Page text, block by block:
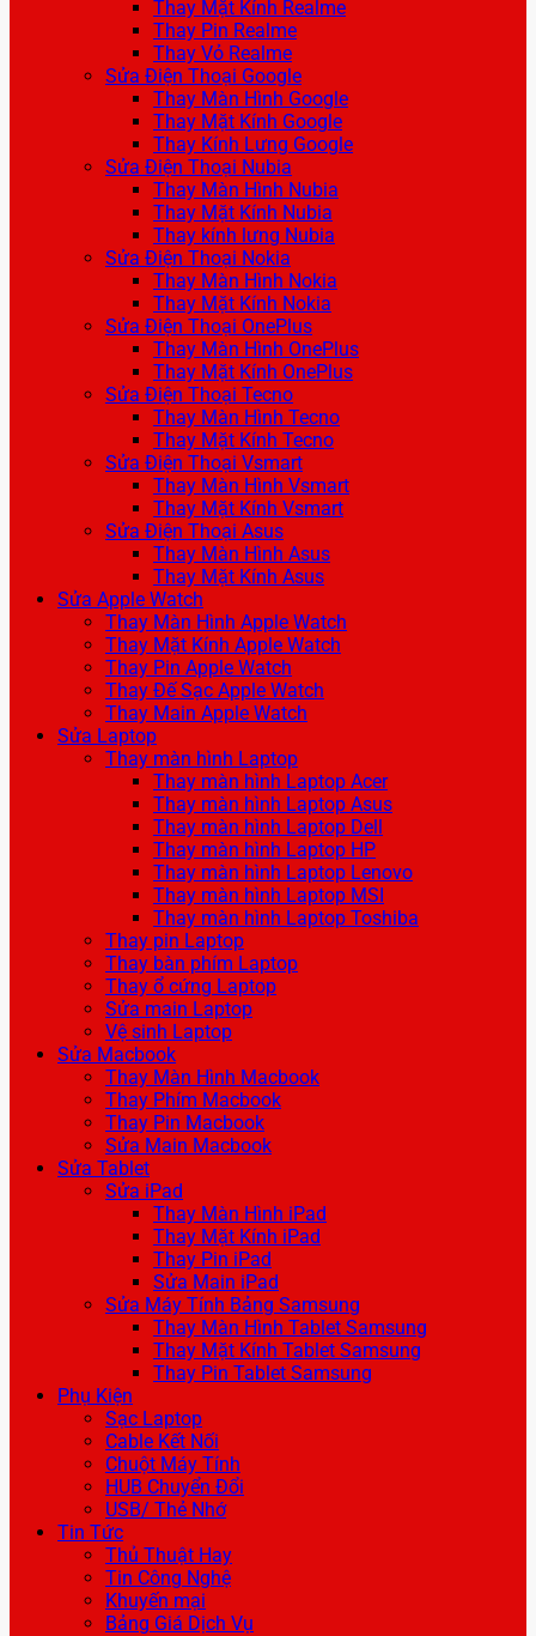
Thay Mặt Kính Realme
Thay Pin Realme
Thay Vỏ Realme
Sửa Điện Thoại Google
Thay Màn Hình Google
Thay Mặt Kính Google
Thay Kính Lưng Google
Sửa Điện Thoại Nubia
Thay Màn Hình Nubia
Thay Mặt Kính Nubia
Thay kính lưng Nubia
Sửa Điện Thoại Nokia
Thay Màn Hình Nokia
Thay Mặt Kính Nokia
Sửa Điện Thoại OnePlus
Thay Màn Hình OnePlus
Thay Mặt Kính OnePlus
Sửa Điện Thoại Tecno
Thay Màn Hình Tecno
Thay Mặt Kính Tecno
Sửa Điện Thoại Vsmart
Thay Màn Hình Vsmart
Thay Mặt Kính Vsmart
Sửa Điện Thoại Asus
Thay Màn Hình Asus
Thay Mặt Kính Asus
Sửa Apple Watch
Thay Màn Hình Apple Watch
Thay Mặt Kính Apple Watch
Thay Pin Apple Watch
Thay Đế Sạc Apple Watch
Thay Main Apple Watch
Sửa Laptop
Thay màn hình Laptop
Thay màn hình Laptop Acer
Thay màn hình Laptop Asus
Thay màn hình Laptop Dell
Thay màn hình Laptop HP
Thay màn hình Laptop Lenovo
Thay màn hình Laptop MSI
Thay màn hình Laptop Toshiba
Thay pin Laptop
Thay bàn phím Laptop
Thay ổ cứng Laptop
Sửa main Laptop
Vệ sinh Laptop
Sửa Macbook
Thay Màn Hình Macbook
Thay Phím Macbook
Thay Pin Macbook
Sửa Main Macbook
Sửa Tablet
Sửa iPad
Thay Màn Hình iPad
Thay Mặt Kính iPad
Thay Pin iPad
Sửa Main iPad
Sửa Máy Tính Bảng Samsung
Thay Màn Hình Tablet Samsung
Thay Mặt Kính Tablet Samsung
Thay Pin Tablet Samsung
Phụ Kiện
Sạc Laptop
Cable Kết Nối
Chuột Máy Tính
HUB Chuyển Đổi
USB/ Thẻ Nhớ
Tin Tức
Thủ Thuật Hay
Tin Công Nghệ
Khuyến mại
Bảng Giá Dịch Vụ